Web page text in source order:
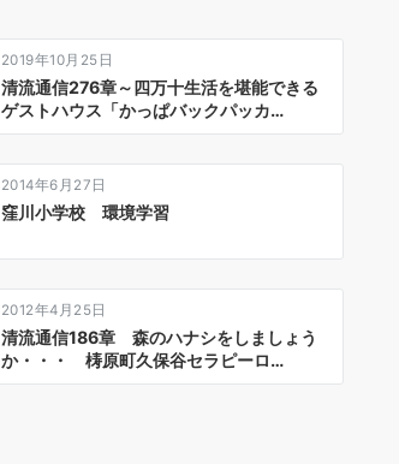
2019年10月25日
清流通信276章～四万十生活を堪能できる
ゲストハウス「かっぱバックパッカ…
2014年6月27日
窪川小学校 環境学習
2012年4月25日
清流通信186章 森のハナシをしましょう
か・・・ 梼原町久保谷セラピーロ…